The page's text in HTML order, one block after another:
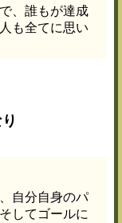
、誰もが達成
も全てに思い
自分自身のパ
してゴールに